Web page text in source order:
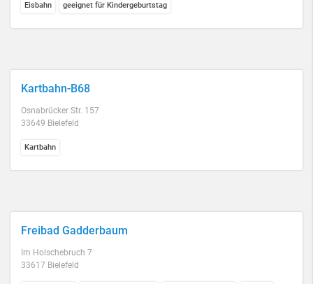
Eisbahn geeignet für Kindergeburtstag
Kartbahn-B68
Osnabrücker Str. 157
33649 Bielefeld
Kartbahn
Freibad Gadderbaum
Im Holschebruch 7
33617 Bielefeld